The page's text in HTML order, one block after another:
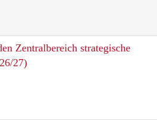
Zentralbereich strategische
27)